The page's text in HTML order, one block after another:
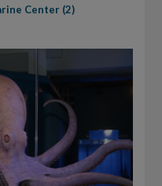
Center (2)